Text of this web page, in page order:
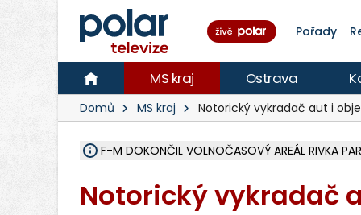
Pořady
MS kraj Ostrava
Domů MS kraj Notorický vykradač aut i
F-M DOKONČIL VOLNOČASOVÝ AREÁL RIVKA
Notorický vykradač